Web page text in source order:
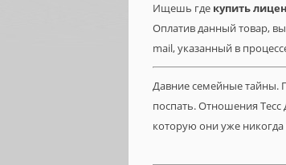
Ищешь где купить
Оплатив данный товар,
mail, указанный в
Давние семейные тайны.
поспать. Отношения
которую они уже никогда